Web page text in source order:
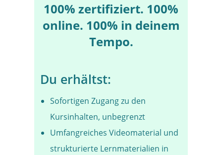
100% zertifiziert. 100%
online. 100% in deinem
Tempo.
Du erhältst:
Sofortigen Zugang zu den
Kursinhalten, unbegrenzt
Umfangreiches Videomaterial und
strukturierte Lernmaterialien in